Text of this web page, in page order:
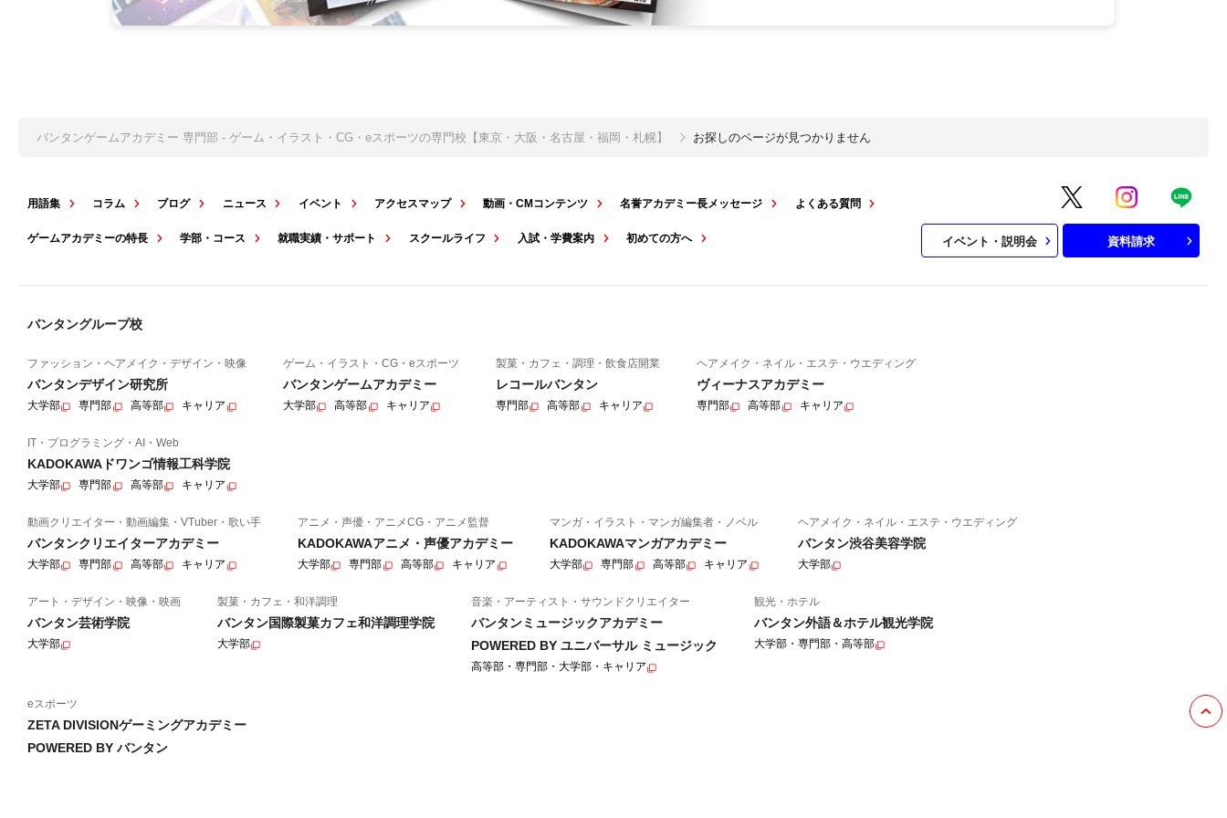
バンタンゲームアカデミー 専門部 - ゲーム・イラスト・CG・eスポーツの専門校【東京・大阪・名古屋・福岡・札幌】 お探しのページが見つかりません
用語集 コラム ブログ ニュース イベント アクセスマップ 動画・CMコンテンツ 名誉アカデミー長メッセージ よくある質問
ゲームアカデミーの特長 学部・コース 就職実績・サポート スクールライフ 入試・学費案内 初めての方へ イベント・説明会 資料請求
バンタングループ校
ファッション・ヘアメイク・デザイン・映像
バンタンデザイン研究所
大学部 専門部 高等部 キャリア
ゲーム・イラスト・CG・eスポーツ
バンタンゲームアカデミー
大学部 高等部 キャリア
製菓・カフェ・調理・飲食店開業
レコールバンタン
専門部 高等部 キャリア
ヘアメイク・ネイル・エステ・ウエディング
ヴィーナスアカデミー
専門部 高等部 キャリア
IT・プログラミング・AI・Web
KADOKAWAドワンゴ情報工科学院
大学部 専門部 高等部 キャリア
動画クリエイター・動画編集・VTuber・歌い手
バンタンクリエイターアカデミー
大学部 専門部 高等部 キャリア
アニメ・声優・アニメCG・アニメ監督
KADOKAWAアニメ・声優アカデミー
大学部 専門部 高等部 キャリア
マンガ・イラスト・マンガ編集者・ノベル
KADOKAWAマンガアカデミー
大学部 専門部 高等部 キャリア
ヘアメイク・ネイル・エステ・ウエディング
バンタン渋谷美容学院
大学部
アート・デザイン・映像・映画
バンタン芸術学院
大学部
製菓・カフェ・和洋調理
バンタン国際製菓カフェ和洋調理学院
大学部
音楽・アーティスト・サウンドクリエイター
バンタンミュージックアカデミー
POWERED BY ユニバーサル ミュージック
高等部・専門部・大学部・キャリア
観光・ホテル
バンタン外語＆ホテル観光学院
大学部・専門部・高等部
eスポーツ
ZETA DIVISIONゲーミングアカデミー
POWERED BY バンタン